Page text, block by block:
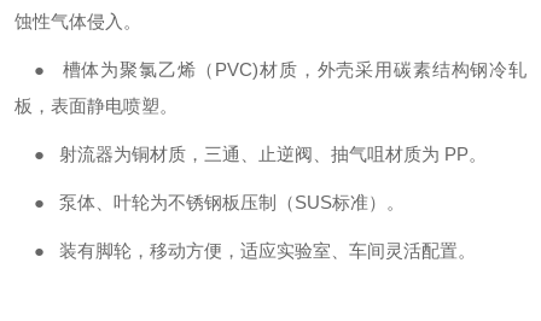
蚀性气体侵入。
● 槽体为聚氯乙烯（ PVC)材质，外壳采用碳素结构钢冷轧
板，表面静电喷塑。
● 射流器为铜材质，三通、止逆阀、抽气咀材质为 PP。
● 泵体、叶轮为不锈钢板压制（SUS标准）。
● 装有脚轮，移动方便，适应实验室、车间灵活配置。